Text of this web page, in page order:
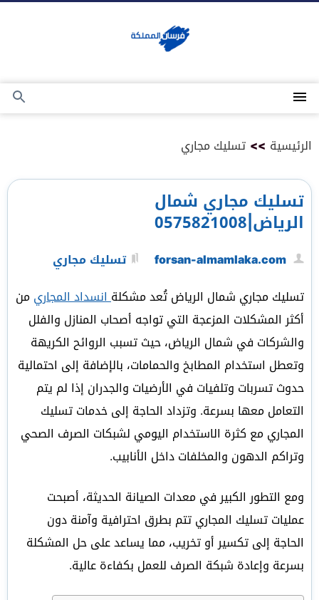
القائمة
بحث
الرئيسية >> تسليك مجاري
تسليك مجاري شمال
الرياض|0575821008
forsan-almamlaka.com
تسليك مجاري
تسليك مجاري شمال الرياض تُعد مشكلةانسداد المجاريمن
أكثر المشكلات المزعجة التي تواجه أصحاب المنازل والفلل
والشركات في شمال الرياض، حيث تسبب الروائح الكريهة
وتعطل استخدام المطابخ والحمامات، بالإضافة إلى احتمالية
حدوث تسربات وتلفيات في الأرضيات والجدران إذا لم يتم
التعامل معها بسرعة. وتزداد الحاجة إلى خدمات تسليك
المجاري مع كثرة الاستخدام اليومي لشبكات الصرف الصحي
وتراكم الدهون والمخلفات داخل الأنابيب.
ومع التطور الكبير في معدات الصيانة الحديثة، أصبحت
عمليات تسليك المجاري تتم بطرق احترافية وآمنة دون
الحاجة إلى تكسير أو تخريب، مما يساعد على حل المشكلة
بسرعة وإعادة شبكة الصرف للعمل بكفاءة عالية.